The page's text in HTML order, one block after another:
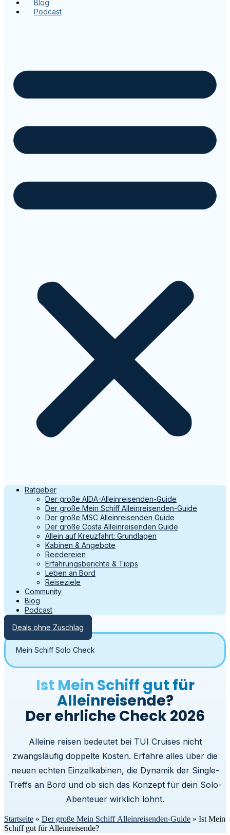
Blog
Podcast
Ratgeber
Der große AIDA-Alleinreisenden-Guide
Der große Mein Schiff Alleinreisenden-Guide
Der große MSC Alleinreisenden Guide
Der große Costa Alleinreisenden Guide
Allein auf Kreuzfahrt: Grundlagen
Kabinen & Angebote
Reedereien
Erfahrungsberichte & Tipps
Leben an Bord
Reiseziele
Community
Blog
Podcast
Deals ohne Zuschlag
Mein Schiff Solo Check
Ist Mein Schiff gut für
Alleinreisende?
Der ehrliche Check 2026
Alleine reisen bedeutet bei TUI Cruises nicht
zwangsläufig doppelte Kosten. Erfahre alles über die
neuen echten Einzelkabinen, die Dynamik der Single-
Treffs an Bord und ob sich das Konzept für dein Solo-
Abenteuer wirklich lohnt.
Startseite » Der große Mein Schiff Alleinreisenden-Guide » Ist Mein
Schiff gut für Alleinreisende?